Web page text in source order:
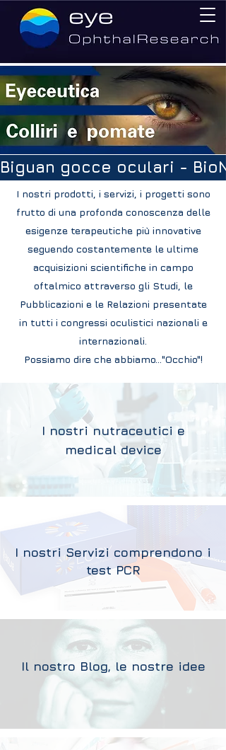
Biguan gocce oculari -
I nostri prodotti, i servizi, i progetti sono
frutto di una profonda conoscenza delle
esigenze terapeutiche più innovative
seguendo costantemente le ultime
acquisizioni scientifiche in campo
oftalmico attraverso gli Studi, le
Pubblicazioni e le Relazioni presentate
in tutti i congressi oculistici nazionali e
internazionali.
Possiamo dire che abbiamo..."Occhio"!
I nostri nutraceutici e
medical device
I nostri Servizi comprendono i
test PCR
Il nostro Blog, le nostre idee